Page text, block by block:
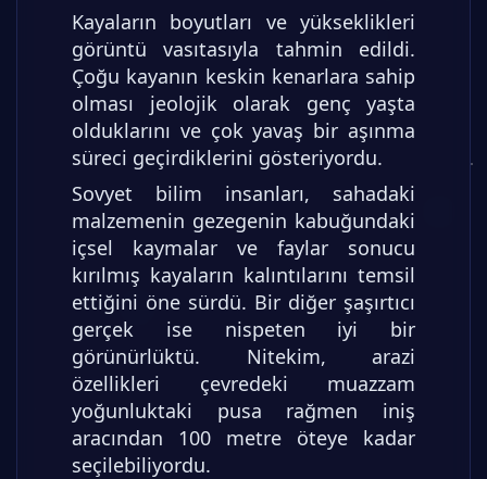
Kayaların boyutları ve yükseklikleri
görüntü vasıtasıyla tahmin edildi.
Çoğu kayanın keskin kenarlara sahip
olması jeolojik olarak genç yaşta
olduklarını ve çok yavaş bir aşınma
süreci geçirdiklerini gösteriyordu.
Sovyet bilim insanları, sahadaki
malzemenin gezegenin kabuğundaki
içsel kaymalar ve faylar sonucu
kırılmış kayaların kalıntılarını temsil
ettiğini öne sürdü. Bir diğer şaşırtıcı
gerçek ise nispeten iyi bir
görünürlüktü. Nitekim, arazi
özellikleri çevredeki muazzam
yoğunluktaki pusa rağmen iniş
aracından 100 metre öteye kadar
seçilebiliyordu.